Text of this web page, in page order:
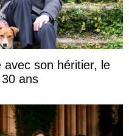
avec son héritier, le
ans